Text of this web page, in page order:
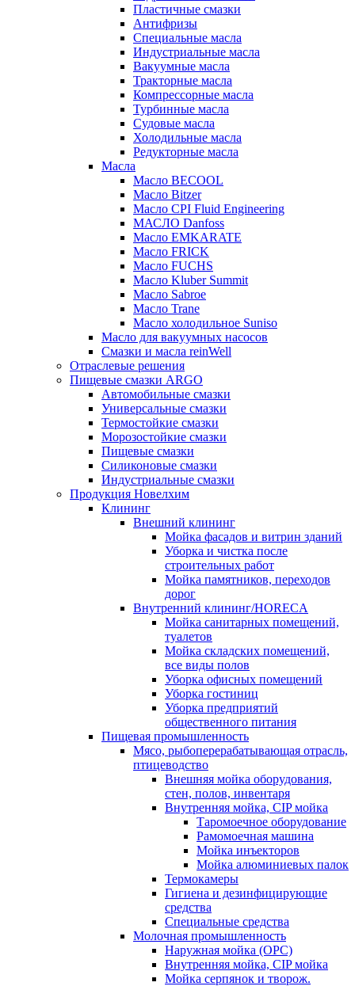
Пластичные смазки
Антифризы
Специальные масла
Индустриальные масла
Вакуумные масла
Тракторные масла
Компрессорные масла
Турбинные масла
Судовые масла
Холодильные масла
Редукторные масла
Масла
Масло BECOOL
Масло Bitzer
Масло CPI Fluid Engineering
МАСЛО Danfoss
Масло EMKARATE
Масло FRICK
Масло FUCHS
Масло Kluber Summit
Масло Sabroe
Масло Trane
Масло холодильное Suniso
Масло для вакуумных насосов
Смазки и масла reinWell
Отраслевые решения
Пищевые смазки ARGO
Автомобильные смазки
Универсальные смазки
Термостойкие смазки
Морозостойкие смазки
Пищевые смазки
Силиконовые смазки
Индустриальные смазки
Продукция Новелхим
Клининг
Внешний клининг
Мойка фасадов и витрин зданий
Уборка и чистка после
строительных работ
Мойка памятников, переходов
дорог
Внутренний клининг/HORECA
Мойка санитарных помещений,
туалетов
Мойка складских помещений,
все виды полов
Уборка офисных помещений
Уборка гостиниц
Уборка предприятий
общественного питания
Пищевая промышленность
Мясо, рыбоперерабатывающая отрасль,
птицеводство
Внешняя мойка оборудования,
стен, полов, инвентаря
Внутренняя мойка, CIP мойка
Таромоечное оборудование
Рамомоечная машина
Мойка инъекторов
Мойка алюминиевых палок
Термокамеры
Гигиена и дезинфицирующие
средства
Специальные средства
Молочная промышленность
Наружная мойка (ОРС)
Внутренняя мойка, CIP мойка
Мойка серпянок и творож.